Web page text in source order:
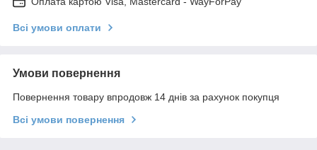
Всі умови оплати
Умови повернення
Повернення товару впродовж 14 днів за рахунок покупця
Всі умови повернення